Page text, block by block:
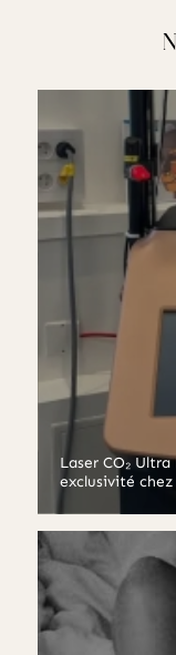
Laser CO₂
exclusivité